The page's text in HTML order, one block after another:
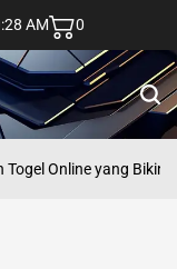
:29 AM 0
Online yang Bikin